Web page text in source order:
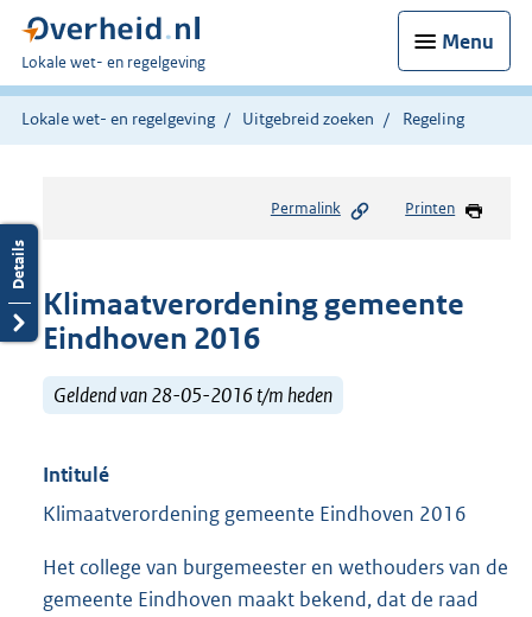
Menu
U
bent
hier:
Lokale wet- en regelgeving
Lokale wet- en regelgeving Uitgebreid zoeken Regeling
Permalink Printen
Klimaatverordening gemeente
Eindhoven 2016
Geldend van 28-05-2016 t/m heden
Intitulé
Klimaatverordening gemeente Eindhoven 2016
Het college van burgemeester en wethouders van de
gemeente Eindhoven maakt bekend, dat de raad